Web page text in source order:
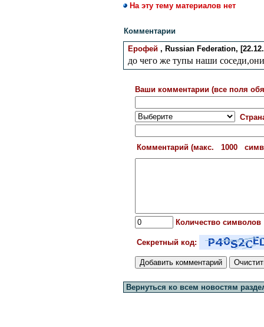
На эту тему материалов нет
Комментарии
Ерофей , Russian Federation,
до чего же тупы наши
Ваши комментарии (все поля
Комментарий (макс. 1000
Количество символов
Секретный код:
Вернуться ко всем новостям